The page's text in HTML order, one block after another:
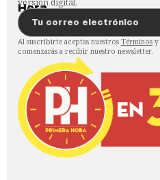
Al suscribirte aceptas nuestros Términos y
comenzarás a recibir nuestro newsletter.